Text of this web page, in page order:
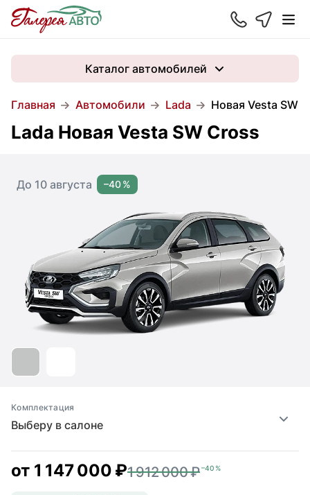
Главная Автомобили Lada Новая Vesta SW
Каталог автомобилей
Lada Новая Vesta SW Cross
До 10 августа –40 %
Выберу в салоне
Комплектация
от 1 147 000 ₽1 912 000 ₽–40 %